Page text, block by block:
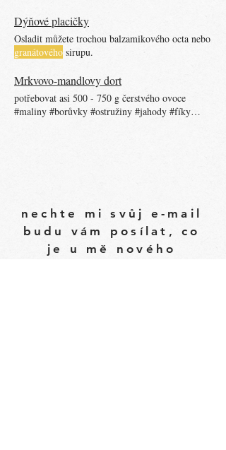
Dýňové placičky
Osladit můžete trochou balzamikového octa nebo
granátového sirupu.
Mrkvovo-mandlovy dort
potřebovat asi 500 - 750 g čerstvého ovoce
#maliny #borůvky #ostružiny #jahody #fíky
nechte mi svůj e-mail
budu vám posílat, co
je u mě nového